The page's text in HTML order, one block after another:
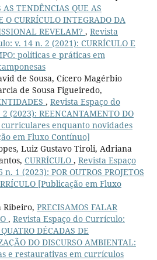
AS TENDÊNCIAS QUE AS
O CURRÍCULO INTEGRADO DA
REVELAM? , Revista
v. 14 n. 2 (2021): CURRÍCULO E
políticas e práticas em
de Sousa, Cícero Magérbio
de Sousa Figueiredo,
, Revista Espaço do
(2023): REENCANTAMENTO DO
curriculares enquanto novidades
em Fluxo Contínuo]
Luiz Gustavo Tiroli, Adriana
CURRÍCULO , Revista Espaço
1 (2023): POR OUTROS PROJETOS
[Publicação em Fluxo
Ribeiro, PRECISAMOS FALAR
, Revista Espaço do Currículo:
DÉCADAS DE
DO DISCURSO AMBIENTAL:
e restaurativas em currículos